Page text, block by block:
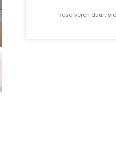
Reserveren duurt